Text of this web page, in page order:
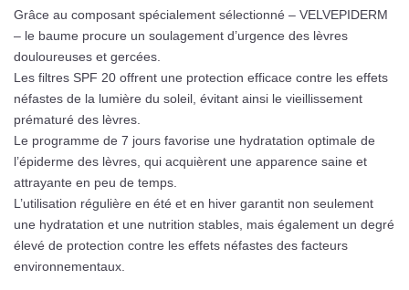
Grâce au composant spécialement sélectionné – VELVEPIDERM
– le baume procure un soulagement d’urgence des lèvres
douloureuses et gercées.
Les filtres SPF 20 offrent une protection efficace contre les effets
néfastes de la lumière du soleil, évitant ainsi le vieillissement
prématuré des lèvres.
Le programme de 7 jours favorise une hydratation optimale de
l’épiderme des lèvres, qui acquièrent une apparence saine et
attrayante en peu de temps.
L’utilisation régulière en été et en hiver garantit non seulement
une hydratation et une nutrition stables, mais également un degré
élevé de protection contre les effets néfastes des facteurs
environnementaux.